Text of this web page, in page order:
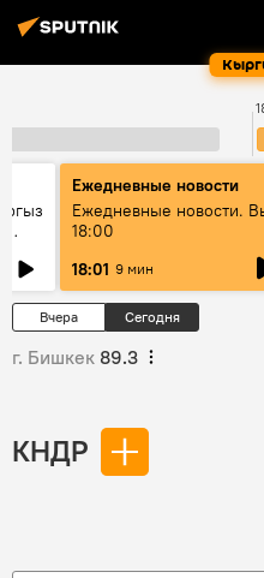
Ежедневные новости
Ежедневные новости.
18:00
18:01 9 мин
Вчера Сегодня
г. Бишкек 89.3
КНДР